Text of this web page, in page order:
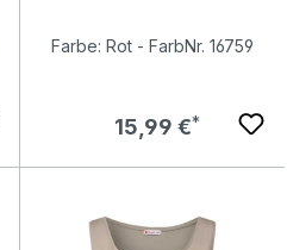
Farbe: Rot - FarbNr. 16759
Regulärer Preis:
15,99 €